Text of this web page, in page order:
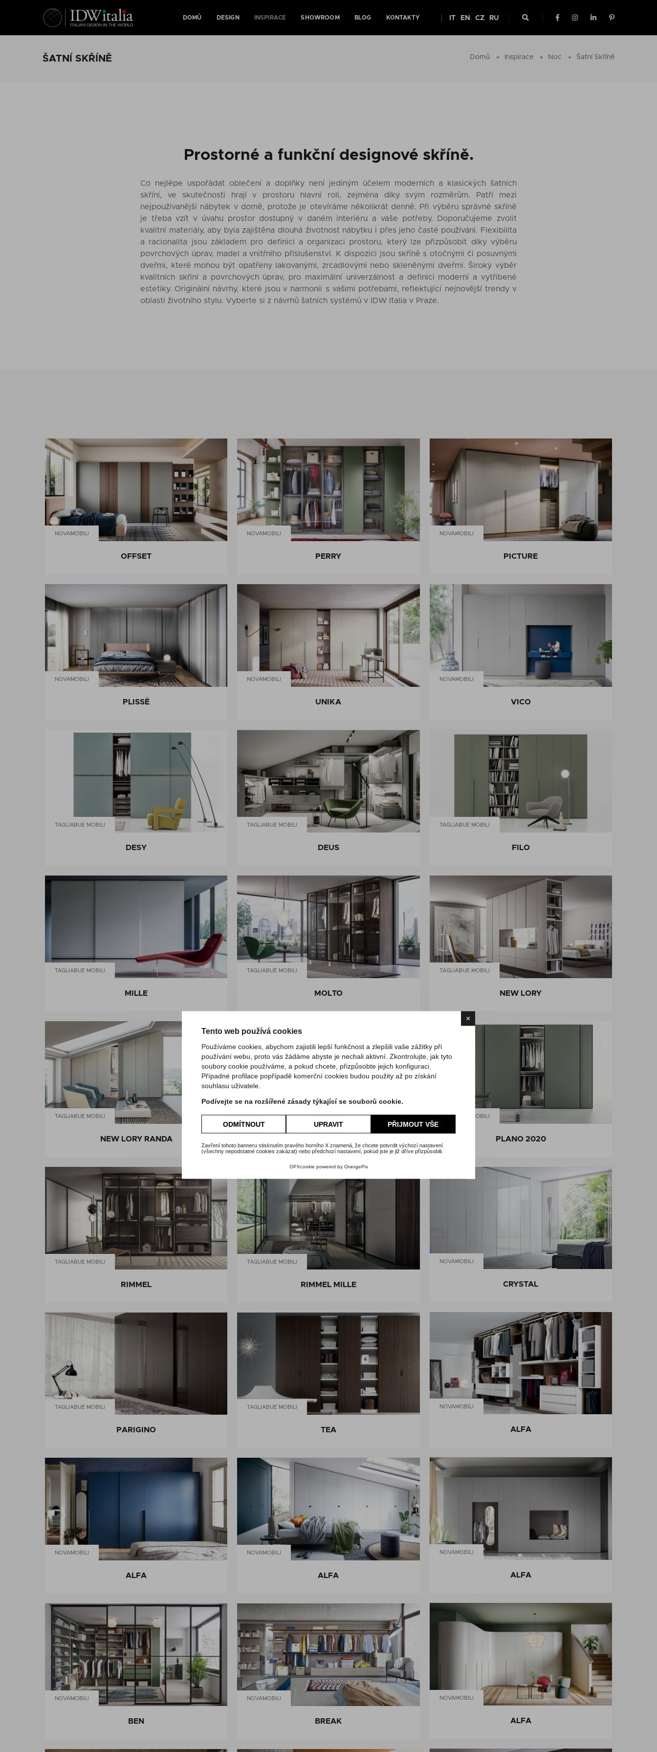
×
Tento web používá cookies
Používáme cookies, abychom zajistili lepší funkčnost a zlepšili vaše zážitky při
používání webu, proto vás žádáme abyste je nechali aktivní. Zkontrolujte, jak tyto
soubory cookie používáme, a pokud chcete, přizpůsobte jejich konfiguraci.
Případné profilace popřípadě komerční cookies budou použity až po získání
souhlasu uživatele.
Podívejte se na rozšířené zásady týkající se souborů cookie.
ODMÍTNOUT UPRAVIT PŘIJMOUT VŠE
Zavření tohoto banneru stisknutím pravého horního X znamená, že chcete potvrdit výchozí nastavení
(všechny nepodstatné cookies zakázat) nebo předchozí nastavení, pokud jste je již dříve přizpůsobili.
OPXcookie powered by OrangePix
DOMŮ DESIGN INSPIRACE SHOWROOM BLOG KONTAKTY IT EN CZ RU
ŠATNÍ SKŘÍNĚ Domů Inspirace Noc Šatní Skříně
Prostorné a funkční designové skříně.
Co nejlépe uspořádat oblečení a doplňky není jediným účelem moderních a klasických šatních
skříní, ve skutečnosti hrají v prostoru hlavní roli, zejména díky svým rozměrům. Patří mezi
nejpoužívanější nábytek v domě, protože je otevíráme několikrát denně. Při výběru správné skříně
je třeba vzít v úvahu prostor dostupný v daném interiéru a vaše potřeby. Doporučujeme zvolit
kvalitní materiály, aby byla zajištěna dlouhá životnost nábytku i přes jeho časté používání. Flexibilita
a racionalita jsou základem pro definici a organizaci prostoru, který lze přizpůsobit díky výběru
povrchových úprav, madel a vnitřního příslušenství. K dispozici jsou skříně s otočnými či posuvnými
dveřmi, které mohou být opatřeny lakovanými, zrcadlovými nebo skleněnými dveřmi. Široký výběr
kvalitních skříní a povrchových úprav, pro maximální univerzálnost a definici moderní a vytříbené
estetiky. Originální návrhy, které jsou v harmonii s vašimi potřebami, reflektující nejnovější trendy v
oblasti životního stylu. Vyberte si z návrhů šatních systémů v IDW Italia v Praze.
NOVAMOBILI
OFFSET
NOVAMOBILI
PERRY
NOVAMOBILI
PICTURE
NOVAMOBILI
PLISSÈ
NOVAMOBILI
UNIKA
NOVAMOBILI
VICO
TAGLIABUE MOBILI
DESY
TAGLIABUE MOBILI
DEUS
TAGLIABUE MOBILI
FILO
TAGLIABUE MOBILI
MILLE
TAGLIABUE MOBILI
MOLTO
TAGLIABUE MOBILI
NEW LORY
TAGLIABUE MOBILI
NEW LORY RANDA
TAGLIABUE MOBILI TAGLIABUE MOBILI
PLANO 2020
TAGLIABUE MOBILI
RIMMEL
TAGLIABUE MOBILI
RIMMEL MILLE
NOVAMOBILI
CRYSTAL
NOVAMOBILI
ALFA
TAGLIABUE MOBILI
PARIGINO
TAGLIABUE MOBILI
TEA
NOVAMOBILI
ALFA
NOVAMOBILI
ALFA
NOVAMOBILI
ALFA
NOVAMOBILI
ALFA
NOVAMOBILI
BEN
NOVAMOBILI
BREAK